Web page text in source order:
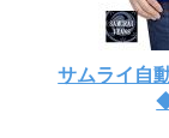
サムライ自